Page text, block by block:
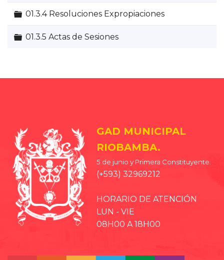
Carpeta
01.3.4 Resoluciones Expropiaciones
Carpeta
01.3.5 Actas de Sesiones
GAD MUNICIPAL
RIOBAMBA.
5 de junio y Primera Constituyente.
(+593) 32969212
HORARIO DE ATENCIÓN
LUN - VIE
08H00 A 18H00